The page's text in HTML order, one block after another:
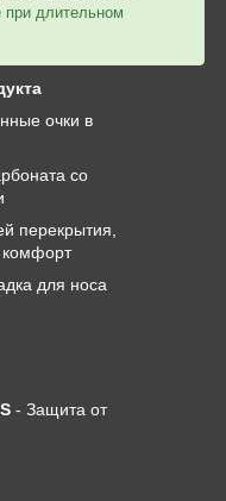
длительном
очки в
со
перекрытия,
комфорт
для носа
- Защита от